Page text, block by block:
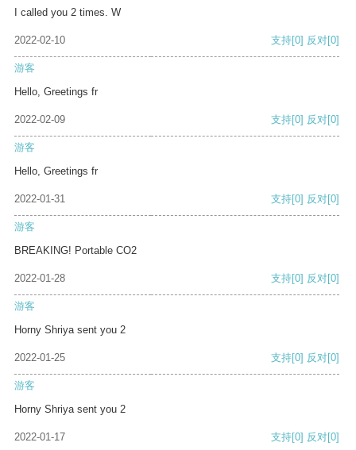
I called you 2 times. W
2022-02-10 支持[0] 反对[0]
游客
Hello, Greetings fr
2022-02-09 支持[0] 反对[0]
游客
Hello, Greetings fr
2022-01-31 支持[0] 反对[0]
游客
BREAKING! Portable CO2
2022-01-28 支持[0] 反对[0]
游客
Horny Shriya sent you 2
2022-01-25 支持[0] 反对[0]
游客
Horny Shriya sent you 2
2022-01-17 支持[0] 反对[0]